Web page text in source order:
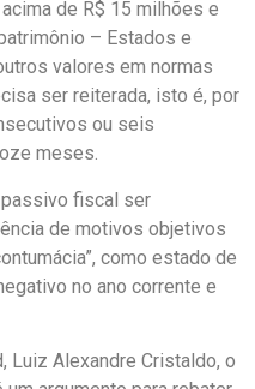
de R$ 15 milhões e
– Estados e
valores em normas
ser reiterada, isto é, por
ou seis
meses.
fiscal ser
de motivos objetivos
como estado de
no ano corrente e
Luiz Alexandre Cristaldo, o